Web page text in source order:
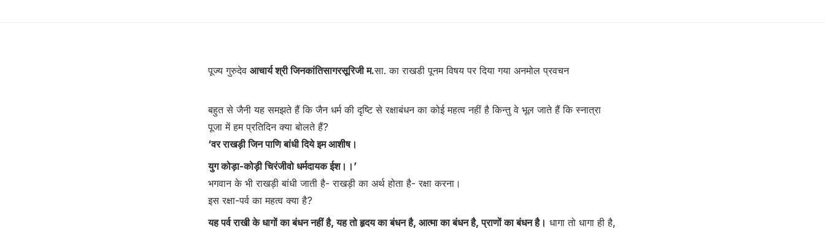
पूज्य गुरुदेवआचार्य श्री जिनकांतिसागरसूरिजी म.सा. का राखडी पूनम विषय पर दिया गया अनमोल प्रवचन
बहुत से जैनी यह समझते हैं कि जैन धर्म की दृष्टि से रक्षाबंधन का कोई महत्व नहीं है किन्तु वे भूल जाते हैं कि स्नात्रा
पूजा में हम प्रतिदिन क्या बोलते हैं?
‘वर राखड़ी जिन पाणि बांधी दिये इम आशीष।
युग कोड़ा-कोड़ी चिरंजीवो धर्मदायक ईश।।’
भगवान के भी राखड़ी बांधी जाती है- राखड़ी का अर्थ होता है- रक्षा करना।
इस रक्षा-पर्व का महत्व क्या है?
यह पर्व राखी के धागों का बंधन नहीं है, यह तो हृदय का बंधन है, आत्मा का बंधन है, प्राणों का बंधन है। धागा तो धागा ही है,